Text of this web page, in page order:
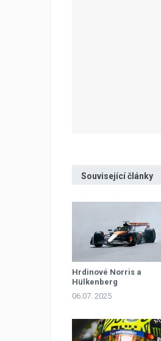
Související články
Hrdinové Norris a
Hülkenberg
06.07. 2025